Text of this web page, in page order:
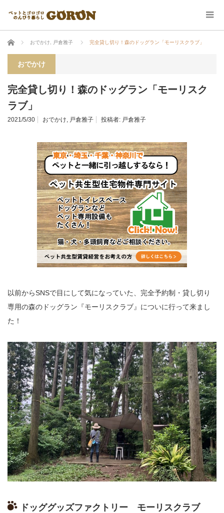
ホーム おでかけ 戸倉雅子 完全貸し切り！森のドッグラン「モーリスクラブ」
おでかけ
完全貸し切り！森のドッグラン「モーリスク
ラブ」
2021/5/30 おでかけ, 戸倉雅子 投稿者: 戸倉雅子
以前からSNSで目にして気になっていた、完全予約制・貸し切り
専用の森のドッグラン『モーリスクラブ』についに行って来まし
た！
ドッググッズファクトリー モーリスクラブ